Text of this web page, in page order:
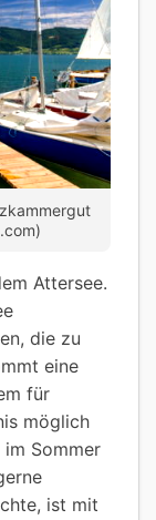
Attersee.
die zu
eine
für
möglich
Sommer
ist mit